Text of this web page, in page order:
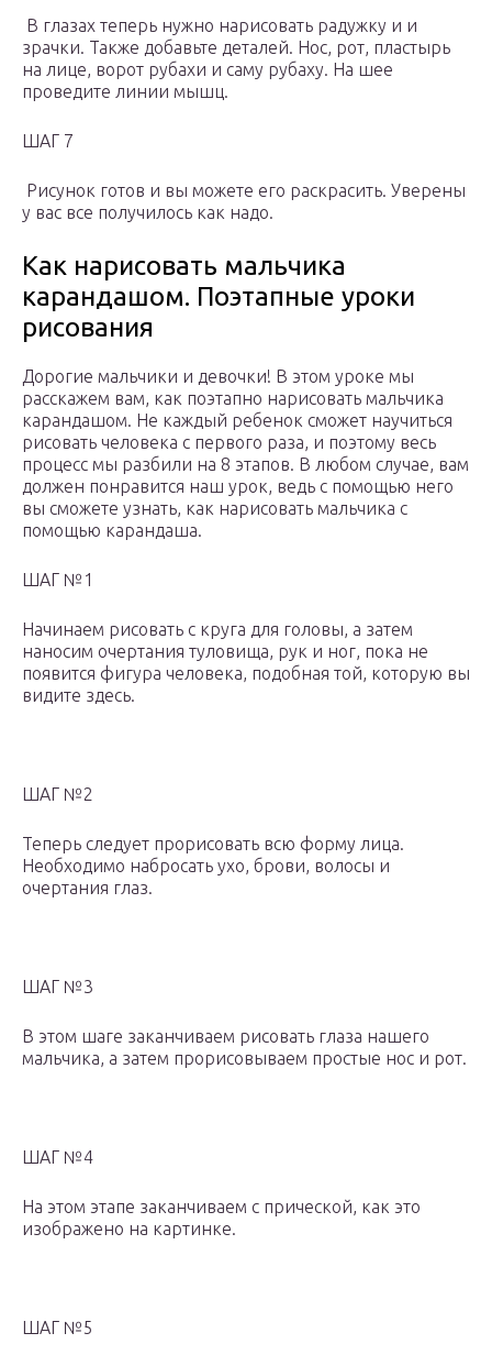
В глазах теперь нужно нарисовать радужку и и
зрачки. Также добавьте деталей. Нос, рот, пластырь
на лице, ворот рубахи и саму рубаху. На шее
проведите линии мышц.
ШАГ 7
Рисунок готов и вы можете его раскрасить. Уверены
у вас все получилось как надо.
Как нарисовать мальчика
карандашом. Поэтапные уроки
рисования
Дорогие мальчики и девочки! В этом уроке мы
расскажем вам, как поэтапно нарисовать мальчика
карандашом. Не каждый ребенок сможет научиться
рисовать человека с первого раза, и поэтому весь
процесс мы разбили на 8 этапов. В любом случае, вам
должен понравится наш урок, ведь с помощью него
вы сможете узнать, как нарисовать мальчика с
помощью карандаша.
ШАГ №1
Начинаем рисовать с круга для головы, а затем
наносим очертания туловища, рук и ног, пока не
появится фигура человека, подобная той, которую вы
видите здесь.
ШАГ №2
Теперь следует прорисовать всю форму лица.
Необходимо набросать ухо, брови, волосы и
очертания глаз.
ШАГ №3
В этом шаге заканчиваем рисовать глаза нашего
мальчика, а затем прорисовываем простые нос и рот.
ШАГ №4
На этом этапе заканчиваем с прической, как это
изображено на картинке.
ШАГ №5